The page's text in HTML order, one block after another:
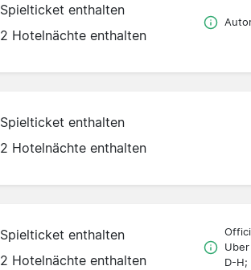
Spielticket enthalten
2 Hotelnächte enthalten
Spielticket enthalten
2 Hotelnächte enthalten
Spielticket enthalten
2 Hotelnächte enthalten
D-H;